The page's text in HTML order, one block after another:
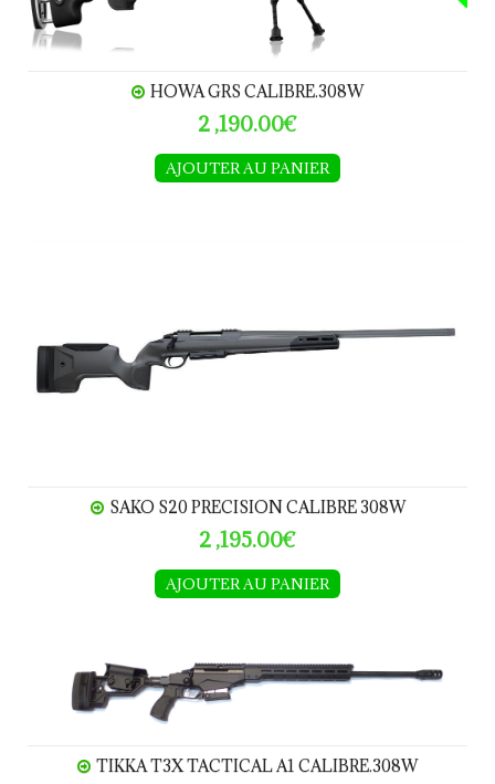
HOWA GRS CALIBRE.308W
2 ,190.00€
AJOUTER AU PANIER
SAKO S20 PRECISION CALIBRE 308W
2 ,195.00€
AJOUTER AU PANIER
TIKKA T3x TACtical A1 calibre.308W
TIKKA T3X TACTICAL A1 CALIBRE.308W